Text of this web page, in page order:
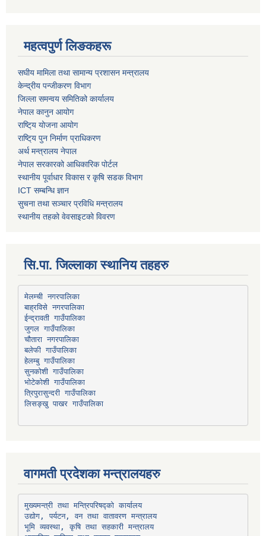
महत्वपुर्ण लिङकहरू
स‌घीय मामिला तथा सामान्य प्रशासन मन्त्रालय
केन्द्रीय पन्जीकरण विभाग
जिल्ला समन्वय समितिको कार्यालय
नेपाल कानुन आयोग
राष्टि्य योजना आयोग
राष्टि्य पुन निर्माण प्राधिकरण
अर्थ मन्त्रालय नेपाल
नेपाल सरकारको आधिकारिक पोर्टल
स्थानीय पूर्वाधार विकास र कृषि सडक विभाग
ICT सम्बन्धि ज्ञान
सुचना तथा सञ्चार प्रविधि मन्त्रालय
स्थानीय तहको वेवसाइटको विवरण
सि.पा. जिल्लाका स्थानिय तहहरु
मेलम्ची नगरपालिका
बाह्रविसे नगरपालिका
ईन्द्रावती गाउँपालिका
जुगल गाउँपालिका
चौतारा नगरपालिका
बलेफी गाउँपालिका
हेलम्बु गाउँपालिका
सुनकोशी गाउँपालिका
भोटेकोशी गाउँपालिका
त्रिपुरासुन्दरी गाउँपालिका
लिसङ्खु पाखर गाउँपालिका
वागमती प्रदेशका मन्त्रालयहरु
मुख्यमन्त्री तथा मन्त्रिपरिषद्को कार्यालय
उद्योग, पर्यटन, वन तथा वातावरण मन्त्रालय
भूमि व्यवस्था, कृषि तथा सहकारी मन्त्रालय